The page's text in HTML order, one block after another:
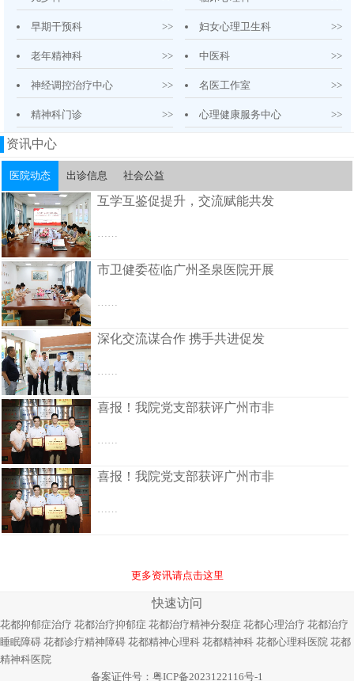
早期干预科 >> 妇女心理卫生科 >>
老年精神科 >> 中医科 >>
神经调控治疗中心 >> 名医工作室 >>
精神科门诊 >> 心理健康服务中心 >>
资讯中心
医院动态 出诊信息 社会公益
互学互鉴促提升，交流赋能共发
……
市卫健委莅临广州圣泉医院开展
……
深化交流谋合作 携手共进促发
……
喜报！我院党支部获评广州市非
……
喜报！我院党支部获评广州市非
……
更多资讯请点击这里
快速访问
花都抑郁症治疗 花都治疗抑郁症 花都治疗精神分裂症 花都心理治疗 花都治疗
睡眠障碍 花都诊疗精神障碍 花都精神心理科 花都精神科 花都心理科医院 花都
精神科医院
备案证件号： 粤ICP备2023122116号-1